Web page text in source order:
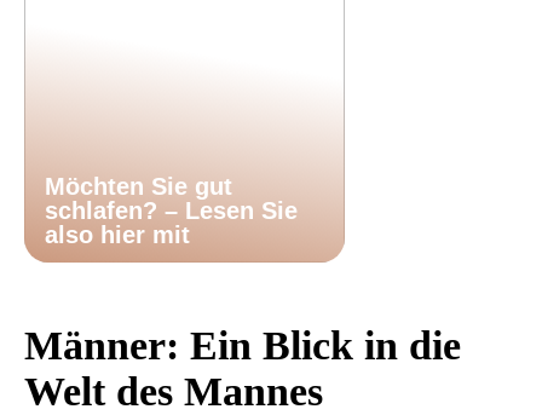
Möchten Sie gut
schlafen? – Lesen Sie
also hier mit
Männer: Ein Blick in die
Welt des Mannes